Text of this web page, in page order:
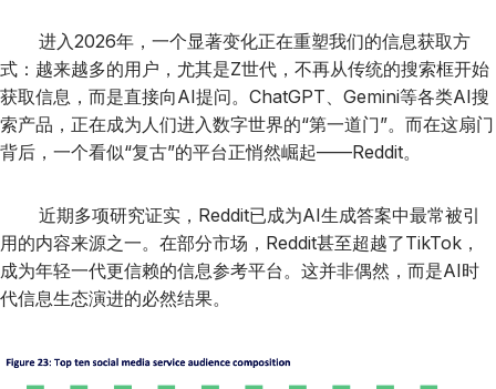
进入2026年，一个显著变化正在重塑我们的信息获取方
式：越来越多的用户，尤其是Z世代，不再从传统的搜索框开始
获取信息，而是直接向AI提问。ChatGPT、Gemini等各类AI搜
索产品，正在成为人们进入数字世界的“第一道门”。而在这扇门
背后，一个看似“复古”的平台正悄然崛起——Reddit。
近期多项研究证实，Reddit已成为AI生成答案中最常被引
用的内容来源之一。在部分市场，Reddit甚至超越了TikTok，
成为年轻一代更信赖的信息参考平台。这并非偶然，而是AI时
代信息生态演进的必然结果。